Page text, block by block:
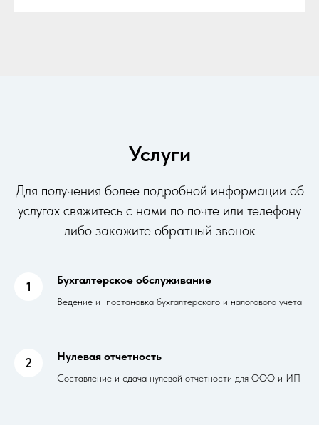
Услуги
Для получения более подробной информации об
услугах свяжитесь с нами по почте или телефону
либо закажите обратный звонок
1 Бухгалтерское обслуживание
Ведение и постановка бухгалтерского и налогового учета
2 Нулевая отчетность
Составление и сдача нулевой отчетности для ООО и ИП